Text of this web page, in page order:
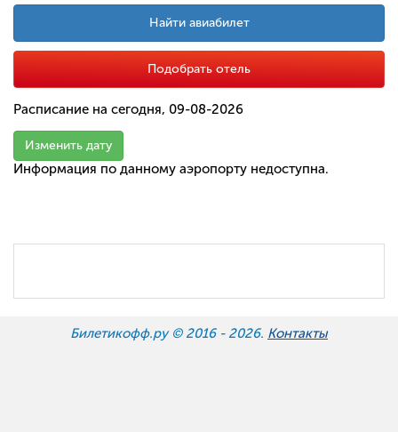
Найти авиабилет
Подобрать отель
Расписание на сегодня, 09-08-2026
Изменить дату
Информация по данному аэропорту недоступна.
Билетикофф.ру © 2016 - 2026. Контакты